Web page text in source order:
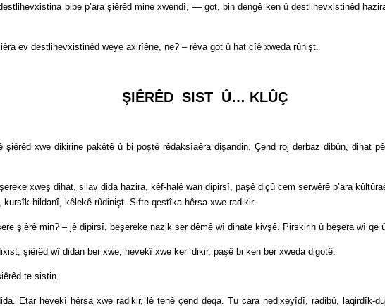
bibe p’ara şiêrêd mine xwendî, — got, bin dengê ken û destlihevxistinêd
destlihevxistinêd weye axirîêne, ne? – rêva got û hat cîê xweda rûnişt.
ŞIÊRÊD SIST Û… KLÛÇ
xwe dikirine pakêtê û bi poştê rêdaksîaêra dişandin. Çend roj derbaz dibûn, dihat
xweş dihat, silav dida hazira, kêf-halê wan dipirsî, paşê diçû cem serwêrê p’ara
kursîk hildanî, kêlekê rûdinişt. Sifte qestîka hêrsa xwe radikir.
min? – jê dipirsî, beşereke nazik ser dêmê wî dihate kivşê. Pirskirin û beşera wî qe
şiêrêd wî didan ber xwe, hevekî xwe ker’ dikir, paşê bi ken ber xweda digotê:
te sistin.
hevekî hêrsa xwe radikir, lê tenê çend deqa. Tu cara nedixeyîdî, radibû, laqirdîk-